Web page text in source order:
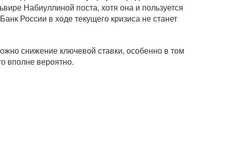
Набиуллиной поста, хотя она и пользуется
России в ходе текущего кризиса не станет
снижение ключевой ставки, особенно в том
вполне вероятно.